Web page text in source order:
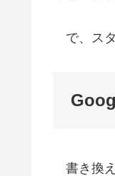
で、スタ
書き換